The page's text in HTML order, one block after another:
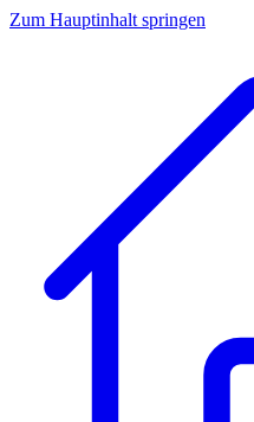
Zum Hauptinhalt springen